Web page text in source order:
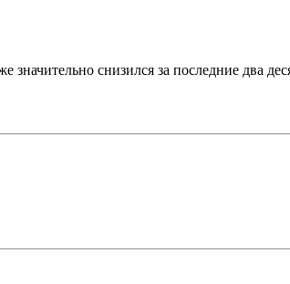
снизился за последние два